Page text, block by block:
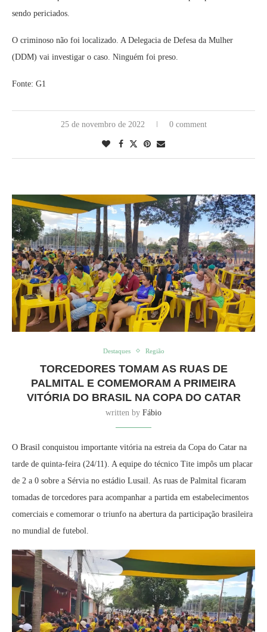
sendo periciados.
O criminoso não foi localizado. A Delegacia de Defesa da Mulher
(DDM) vai investigar o caso. Ninguém foi preso.
Fonte: G1
25 de novembro de 2022 0 comment
Destaques Região
TORCEDORES TOMAM AS RUAS DE
PALMITAL E COMEMORAM A PRIMEIRA
VITÓRIA DO BRASIL NA COPA DO CATAR
written by Fábio
O Brasil conquistou importante vitória na estreia da Copa do Catar na
tarde de quinta-feira (24/11). A equipe do técnico Tite impôs um placar
de 2 a 0 sobre a Sérvia no estádio Lusail. As ruas de Palmital ficaram
tomadas de torcedores para acompanhar a partida em estabelecimentos
comerciais e comemorar o triunfo na abertura da participação brasileira
no mundial de futebol.